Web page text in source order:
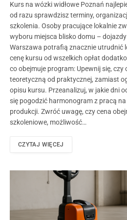
Kurs na wózki widłowe Poznań
od razu sprawdzisz terminy,
szkolenia. Osoby pracujące lokalnie
wyboru miejsca blisko domu –
Warszawa potrafią znacznie utrudnić
cenę kursu od wszelkich opłat
co obejmuje program: Upewnij się, czy
teoretyczną od praktycznej, zamiast
opisu kursu. Przeanalizuj, w jakie dni
się pogodzić harmonogram z pracą
produkcji. Zwróć uwagę, czy cena
szkoleniowe, możliwość…
CZYTAJ WIĘCEJ